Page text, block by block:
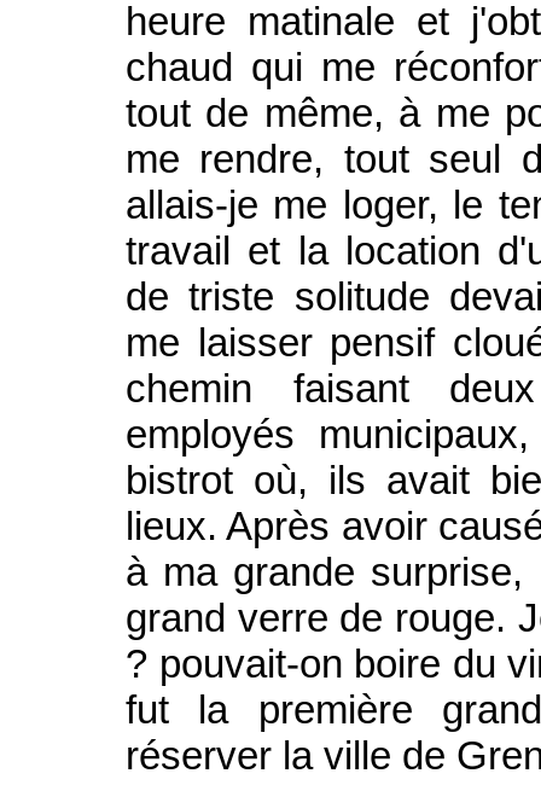
heure matinale et
chaud qui me
tout de même, à me
me rendre, tout seul
allais-je me loger, le
travail et la location
de triste solitude
me laisser pensif
chemin faisant
employés
bistrot où, ils avait
lieux. Après avoir
à ma grande
grand verre de rouge.
? pouvait-on boire du
fut la première
réserver la ville de